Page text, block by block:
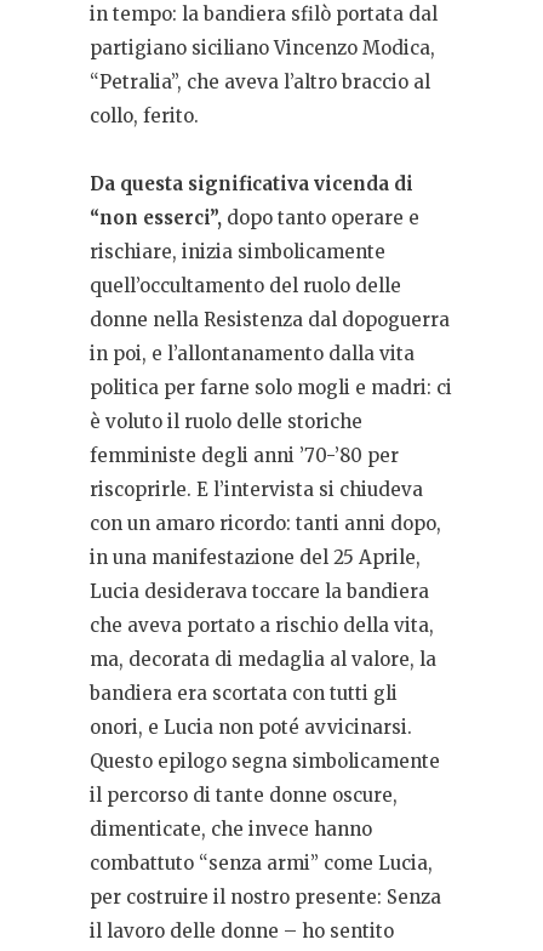
in tempo: la bandiera sfilò portata dal
partigiano siciliano Vincenzo Modica,
“Petralia”, che aveva l’altro braccio al
collo, ferito.
Da questa significativa vicenda di
“non esserci”, dopo tanto operare e
rischiare, inizia simbolicamente
quell’occultamento del ruolo delle
donne nella Resistenza dal dopoguerra
in poi, e l’allontanamento dalla vita
politica per farne solo mogli e madri: ci
è voluto il ruolo delle storiche
femministe degli anni ’70-’80 per
riscoprirle. E l’intervista si chiudeva
con un amaro ricordo: tanti anni dopo,
in una manifestazione del 25 Aprile,
Lucia desiderava toccare la bandiera
che aveva portato a rischio della vita,
ma, decorata di medaglia al valore, la
bandiera era scortata con tutti gli
onori, e Lucia non poté avvicinarsi.
Questo epilogo segna simbolicamente
il percorso di tante donne oscure,
dimenticate, che invece hanno
combattuto “senza armi” come Lucia,
per costruire il nostro presente: Senza
il lavoro delle donne – ho sentito